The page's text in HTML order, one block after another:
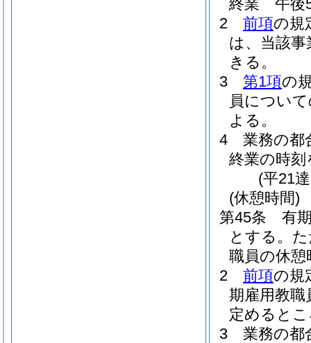
終業 午後
2
前項の規
は、当該
きる。
3
第1項の
員につい
よる。
4
業務の都
終業の時
(平21
(休憩時間)
第45条
有
とする。
職員の休
2
前項の規
期雇用教職
定めると
3
業務の都